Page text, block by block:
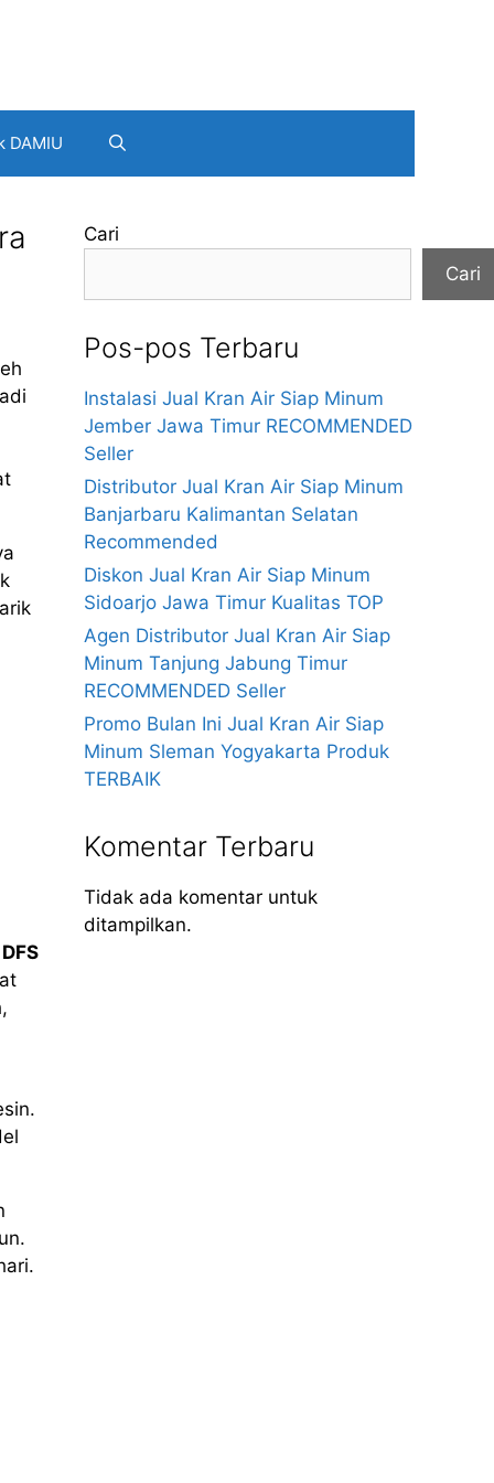
DAMIU
DFS
Cari
Cari
Pos-pos Terbaru
Instalasi Jual Kran Air Siap Minum
Jember Jawa Timur RECOMMENDED
Seller
Distributor Jual Kran Air Siap Minum
Banjarbaru Kalimantan Selatan
Recommended
Diskon Jual Kran Air Siap Minum
Sidoarjo Jawa Timur Kualitas TOP
Agen Distributor Jual Kran Air Siap
Minum Tanjung Jabung Timur
RECOMMENDED Seller
Promo Bulan Ini Jual Kran Air Siap
Minum Sleman Yogyakarta Produk
TERBAIK
Komentar Terbaru
Tidak ada komentar untuk
ditampilkan.